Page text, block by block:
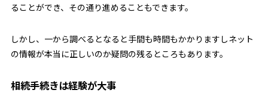
ることができ、その通り進めることもできます。
しかし、一から調べるとなると手間も時間もかかりますしネット
の情報が本当に正しいのか疑問の残るところもあります。
相続手続きは経験が大事